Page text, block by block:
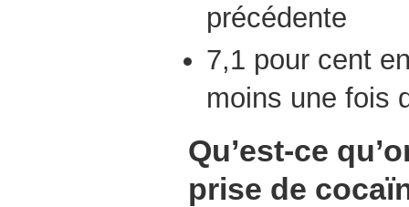
précédente
7,1 pour cent
moins une fois
Qu’est-ce
prise de